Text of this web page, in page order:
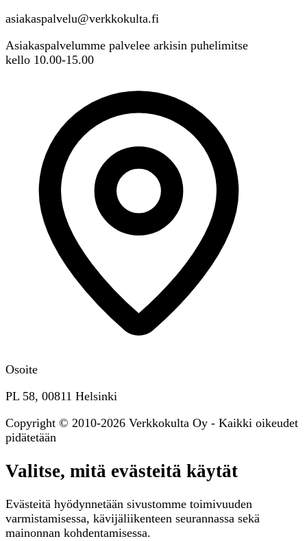
asiakaspalvelu@verkkokulta.fi
Asiakaspalvelumme palvelee arkisin puhelimitse
kello 10.00-15.00
Osoite
PL 58, 00811 Helsinki
Copyright © 2010-2026 Verkkokulta Oy - Kaikki oikeudet
pidätetään
Valitse, mitä evästeitä käytät
Evästeitä hyödynnetään sivustomme toimivuuden
varmistamisessa, kävijäliikenteen seurannassa sekä
mainonnan kohdentamisessa.